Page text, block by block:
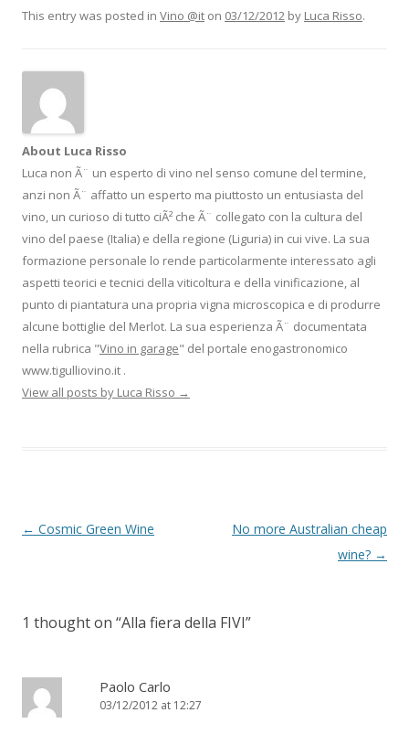
This entry was posted in Vino @it on 03/12/2012 by Luca Risso.
About Luca Risso
Luca non Ã¨ un esperto di vino nel senso comune del termine,
anzi non Ã¨ affatto un esperto ma piuttosto un entusiasta del
vino, un curioso di tutto ciÃ² che Ã¨ collegato con la cultura del
vino del paese (Italia) e della regione (Liguria) in cui vive. La sua
formazione personale lo rende particolarmente interessato agli
aspetti teorici e tecnici della viticoltura e della vinificazione, al
punto di piantatura una propria vigna microscopica e di produrre
alcune bottiglie del Merlot. La sua esperienza Ã¨ documentata
nella rubrica "Vino in garage" del portale enogastronomico
www.tigulliovino.it .
View all posts by Luca Risso →
Post
← Cosmic Green Wine
No more Australian cheap
wine? →
1 thought on “Alla fiera della FIVI”
Paolo Carlo
03/12/2012 at 12:27